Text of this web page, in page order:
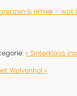
& ethiek – wat
« Sinterklaas
Wolvenhol »